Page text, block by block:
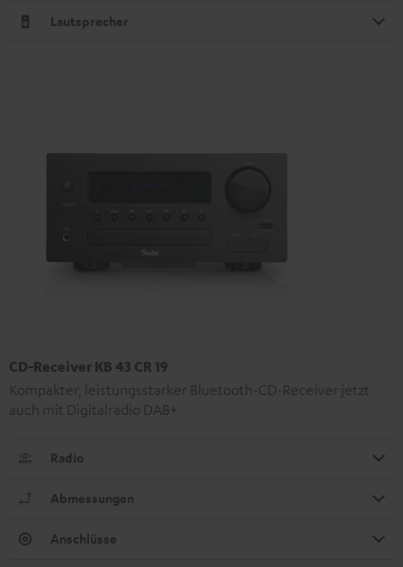
Lautsprecher
CD-Receiver KB 43 CR 19
Kompakter, leistungsstarker Bluetooth-CD-Receiver jetzt
auch mit Digitalradio DAB+
Radio
Abmessungen
Anschlüsse